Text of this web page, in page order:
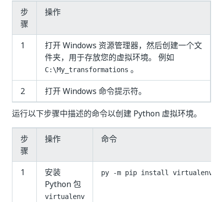
步
骤
操作
1
打开 Windows 资源管理器，然后创建一个文
件夹，用于存放您的虚拟环境。 例如
C:\My_transformations 。
2
打开 Windows 命令提示符。
运行以下步骤中描述的命令以创建 Python 虚拟环境。
步
骤
操作 命令
1
安装
Python 包
virtualenv
py -m pip install virtualenv